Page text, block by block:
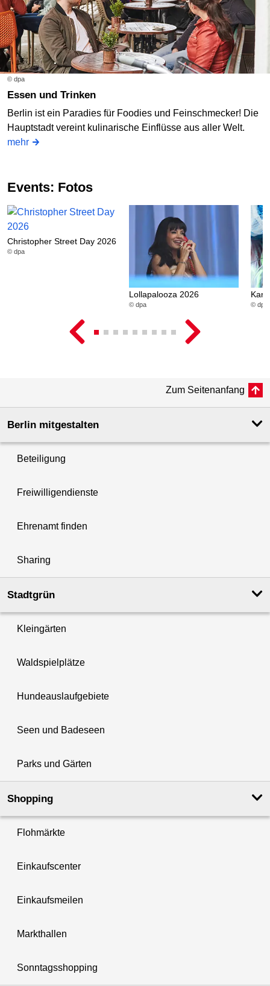
© dpa
Essen und Trinken
Berlin ist ein Paradies für Foodies und Feinschmecker! Die
Hauptstadt vereint kulinarische Einflüsse aus aller Welt.
mehr
Events: Fotos
Christopher Street Day 2026
© dpa
Lollapalooza 2026
© dpa © dpa
Zum Seitenanfang
Berlin mitgestalten
Beteiligung
Freiwilligendienste
Ehrenamt finden
Sharing
Stadtgrün
Kleingärten
Waldspielplätze
Hundeauslaufgebiete
Seen und Badeseen
Parks und Gärten
Shopping
Flohmärkte
Einkaufscenter
Einkaufsmeilen
Markthallen
Sonntagsshopping